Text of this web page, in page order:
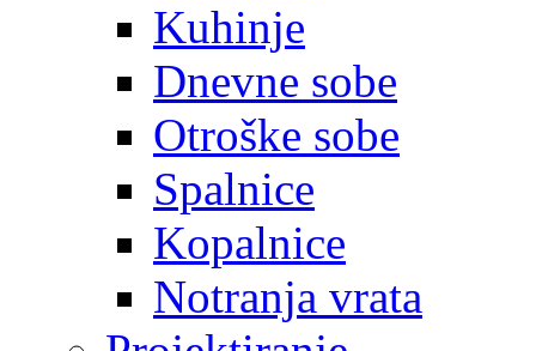
Kuhinje
Dnevne sobe
Otroške sobe
Spalnice
Kopalnice
Notranja vrata